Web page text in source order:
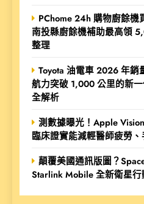
PChome 24h 購物廚餘
南投縣廚餘機補助最高領
整理
Toyota 油電車 2026 年
航力突破 1,000 公里的新
全解析
測數據曝光！Apple
臨床證實能減輕醫師疲勞
顛覆美國通訊版圖？
Starlink Mobile 全新衛星